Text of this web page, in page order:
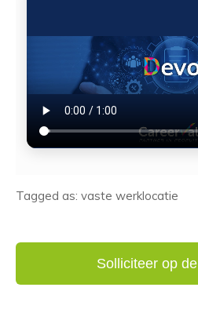
Tagged as: vaste werklocatie